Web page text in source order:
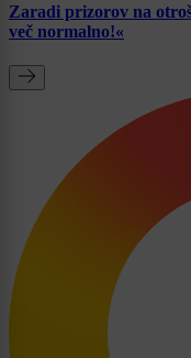
Zaradi prizorov na
več normalno!«